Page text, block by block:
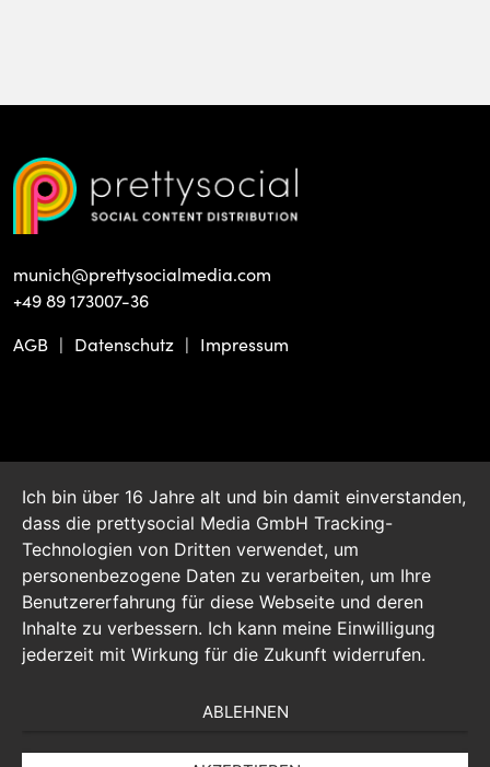
munich@prettysocialmedia.com
+49 89 173007-36
AGB
Datenschutz Impressum
Ich bin über 16 Jahre alt und bin damit einverstanden,
dass die prettysocial Media GmbH Tracking-
Technologien von Dritten verwendet, um
personenbezogene Daten zu verarbeiten, um Ihre
Benutzererfahrung für diese Webseite und deren
Inhalte zu verbessern. Ich kann meine Einwilligung
jederzeit mit Wirkung für die Zukunft widerrufen.
ABLEHNEN